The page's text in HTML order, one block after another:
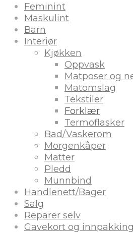
Feminint
Maskulint
Barn
Interiør
Kjøkken
Oppvask
Matposer og
Matomslag
Tekstiler
Forklær
Termoflasker
Bad/Vaskerom
Morgenkåper
Matter
Pledd
Munnbind
Handlenett/Bager
Salg
Reparer selv
Gavekort og innpakking